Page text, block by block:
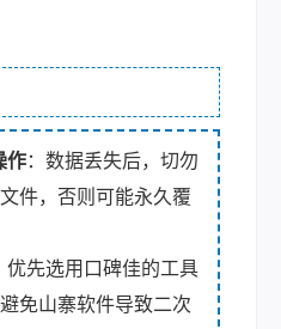
作：数据丢失后，切勿
件，否则可能永久覆
优先选用口碑佳的工具
免山寨软件导致二次